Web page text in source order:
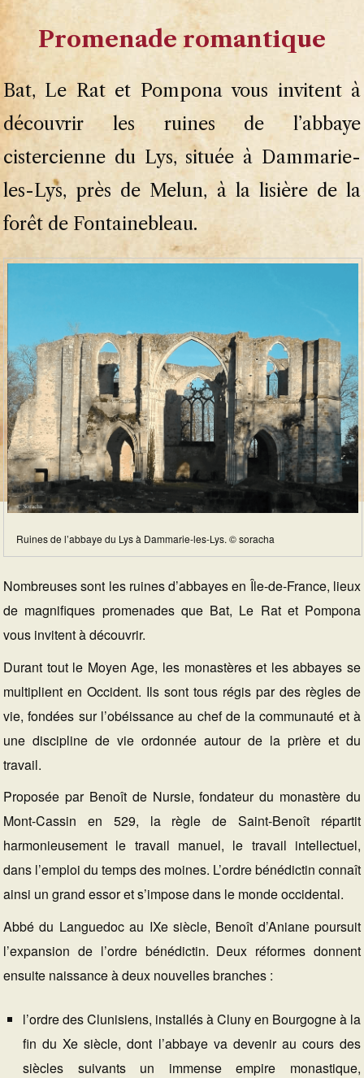
Promenade romantique
Bat, Le Rat et Pompona vous invitent à
découvrir les ruines de l’abbaye
cistercienne du Lys, située à Dammarie-
les-Lys, près de Melun, à la lisière de la
forêt de Fontainebleau.
Ruines de l’abbaye du Lys à Dammarie-les-Lys. © soracha
Nombreuses sont les ruines d’abbayes en Île-de-France, lieux
de magnifiques promenades que Bat, Le Rat et Pompona
vous invitent à découvrir.
Durant tout le Moyen Age, les monastères et les abbayes se
multiplient en Occident. Ils sont tous régis par des règles de
vie, fondées sur l’obéissance au chef de la communauté et à
une discipline de vie ordonnée autour de la prière et du
travail.
Proposée par Benoît de Nursie, fondateur du monastère du
Mont-Cassin en 529, la règle de Saint-Benoît répartit
harmonieusement le travail manuel, le travail intellectuel,
dans l’emploi du temps des moines. L’ordre bénédictin connaît
ainsi un grand essor et s’impose dans le monde occidental.
Abbé du Languedoc au IXe siècle, Benoît d’Aniane poursuit
l’expansion de l’ordre bénédictin. Deux réformes donnent
ensuite naissance à deux nouvelles branches :
l’ordre des Clunisiens, installés à Cluny en Bourgogne à la
fin du Xe siècle, dont l’abbaye va devenir au cours des
siècles suivants un immense empire monastique,